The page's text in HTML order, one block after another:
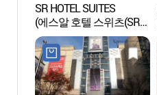
SR HOTEL SUITES
(에스알 호텔 스위츠(SR
HOTEL SUITES))